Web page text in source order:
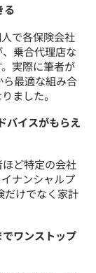
る
で各保険会社
乗合代理店な
実際に筆者が
最適な組み合
ました。
バイスがもらえ
ど特定の会社
ナンシャルプ
だけでなく家計
ワンストップ